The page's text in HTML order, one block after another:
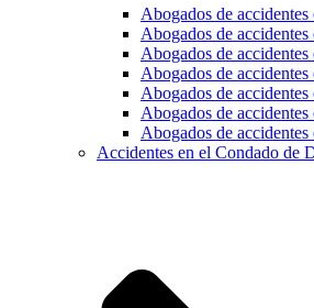
Abogados de accidentes
Abogados de
Abogados de
Abogados de accidentes
Abogados de
Abogados de accidentes
Abogados de
Accidentes en el Condado de